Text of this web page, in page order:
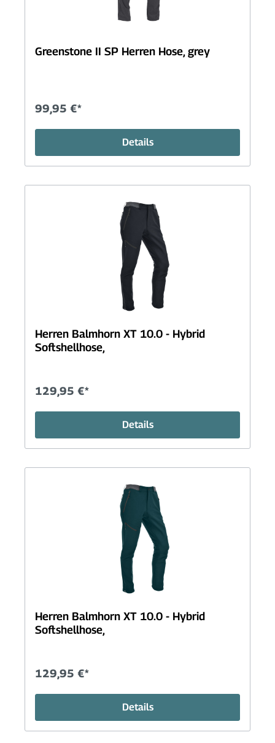
Greenstone II SP Herren Hose, grey
99,95 €*
Details
Herren Balmhorn XT 10.0 - Hybrid
Softshellhose,
129,95 €*
Details
Herren Balmhorn XT 10.0 - Hybrid
Softshellhose,
129,95 €*
Details